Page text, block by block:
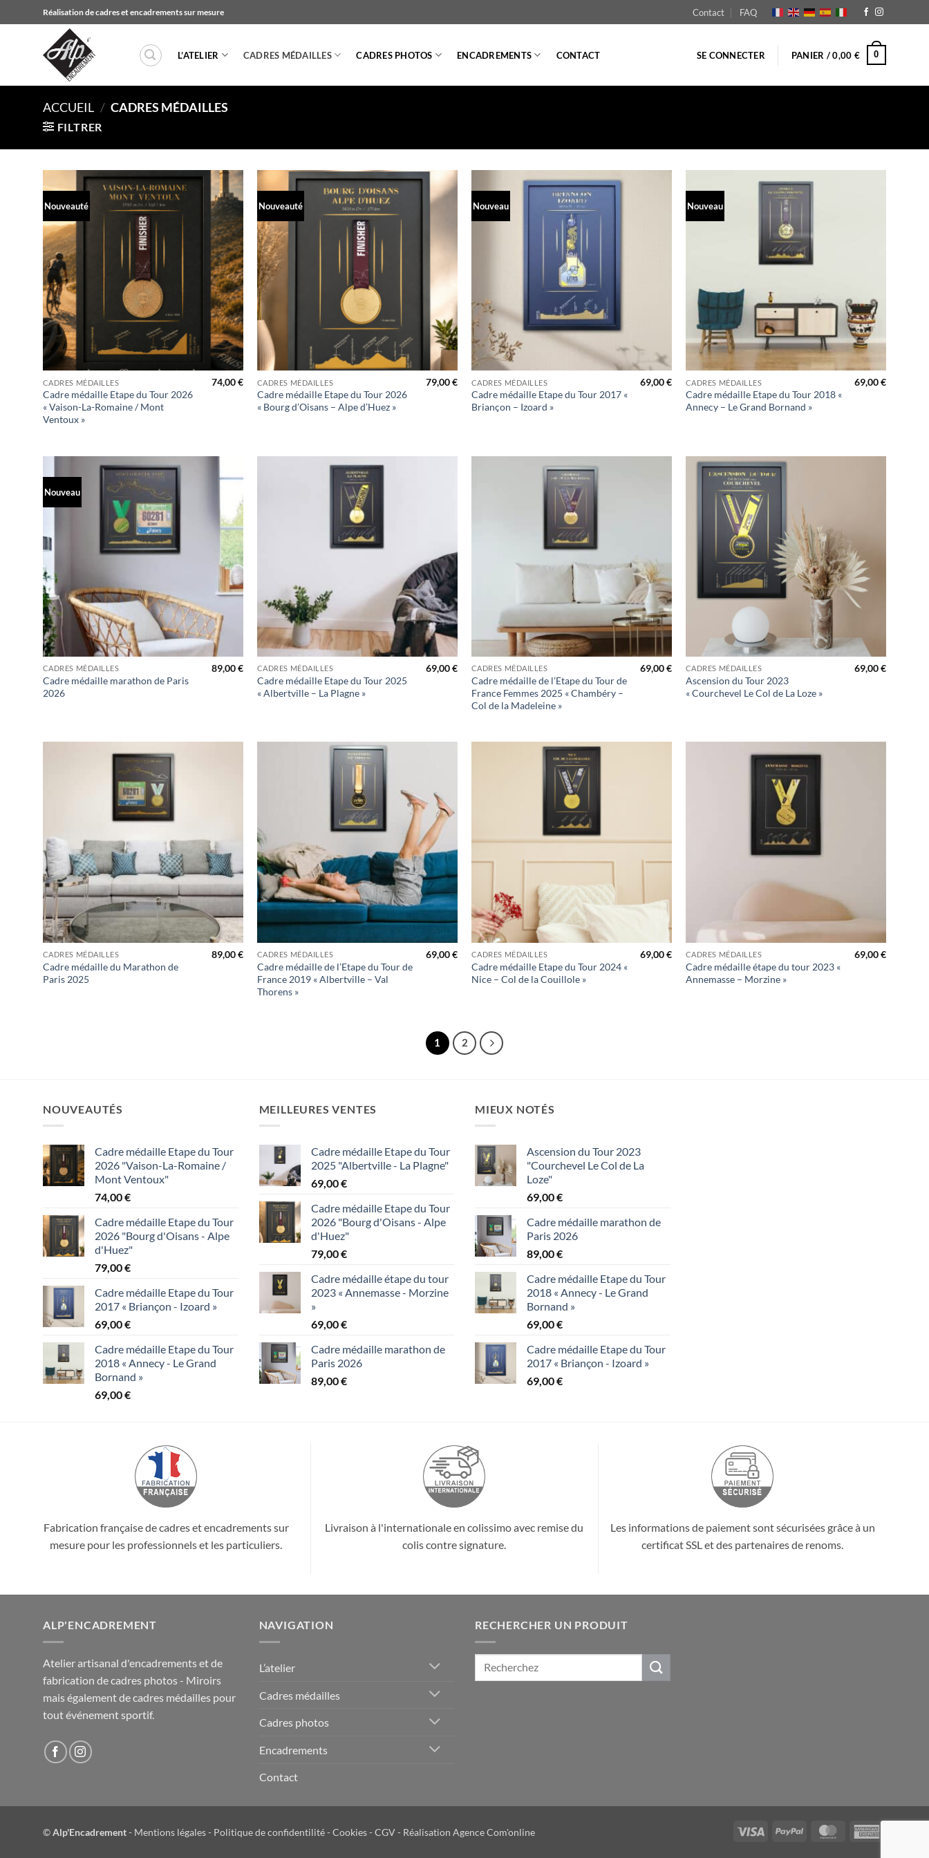
au
Réalisation de cadres et encadrements sur mesure Contact FAQ
L’ATELIER CADRES MÉDAILLES CADRES PHOTOS ENCADREMENTS CONTACT SE CONNECTER PANIER /0,00 € 0
ACCUEIL / CADRES MÉDAILLES
FILTRER
Nouveauté
CADRES MÉDAILLES
Cadre médaille Etape du Tour 2026
« Vaison-La-Romaine / Mont
Ventoux »
74,00€
Nouveauté
+
CADRES MÉDAILLES
Cadre médaille Etape du Tour 2026
« Bourg d’Oisans – Alpe d’Huez »
79,00€
Nouveau
+
CADRES MÉDAILLES
Cadre médaille Etape du Tour 2017 «
Briançon – Izoard »
69,00€
Nouveau
CADRES MÉDAILLES
Cadre médaille Etape du Tour 2018 «
Annecy – Le Grand Bornand »
69,00€
Nouveau
+
CADRES MÉDAILLES
Cadre médaille marathon de Paris
2026
89,00€ CADRES MÉDAILLES
Cadre médaille Etape du Tour 2025
« Albertville – La Plagne »
69,00€ CADRES MÉDAILLES
Cadre médaille de l’Etape du Tour de
France Femmes 2025 « Chambéry –
Col de la Madeleine »
69,00€ CADRES MÉDAILLES
Ascension du Tour 2023
« Courchevel Le Col de La Loze »
69,00€
+
CADRES MÉDAILLES
Cadre médaille du Marathon de
Paris 2025
89,00€ CADRES MÉDAILLES
Cadre médaille de l’Etape du Tour de
France 2019 « Albertville – Val
Thorens »
69,00€
+
CADRES MÉDAILLES
Cadre médaille Etape du Tour 2024 «
Nice – Col de la Couillole »
69,00€
+
CADRES MÉDAILLES
Cadre médaille étape du tour 2023 «
Annemasse – Morzine »
69,00€
1 2
NOUVEAUTÉS
Cadre médaille Etape du Tour
2026 "Vaison-La-Romaine /
Mont Ventoux"
74,00€
Cadre médaille Etape du Tour
2026 "Bourg d'Oisans - Alpe
d'Huez"
79,00€
Cadre médaille Etape du Tour
2017 « Briançon - Izoard »
69,00€
Cadre médaille Etape du Tour
2018 « Annecy - Le Grand
Bornand »
69,00€
MEILLEURES VENTES
Cadre médaille Etape du Tour
2025 "Albertville - La Plagne"
69,00€
Cadre médaille Etape du Tour
2026 "Bourg d'Oisans - Alpe
d'Huez"
79,00€
Cadre médaille étape du tour
2023 « Annemasse - Morzine
»
69,00€
Cadre médaille marathon de
Paris 2026
89,00€
MIEUX NOTÉS
Ascension du Tour 2023
"Courchevel Le Col de La
Loze"
69,00€
Cadre médaille marathon de
Paris 2026
89,00€
Cadre médaille Etape du Tour
2018 « Annecy - Le Grand
Bornand »
69,00€
Cadre médaille Etape du Tour
2017 « Briançon - Izoard »
69,00€
Fabrication française de cadres et encadrements sur
mesure pour les professionnels et les particuliers.
Livraison à l'internationale en colissimo avec remise du
colis contre signature.
Les informations de paiement sont sécurisées grâce à un
certificat SSL et des partenaires de renoms.
ALP'ENCADREMENT
Atelier artisanal d'encadrements et de
fabrication de cadres photos - Miroirs
mais également de cadres médailles pour
tout événement sportif.
NAVIGATION
L’atelier
Cadres médailles
Cadres photos
Encadrements
Contact
RECHERCHER UN PRODUIT
Recherche
Visa PayPal MasterCard
©Alp'Encadrement- Mentions légales- Politique de confidentilité- Cookies- CGV- Réalisation Agence Com'online